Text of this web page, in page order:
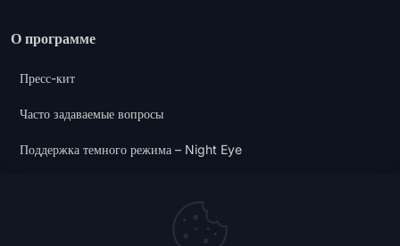
О программе
Пресс-кит
Часто задаваемые вопросы
Поддержка темного режима – Night Eye